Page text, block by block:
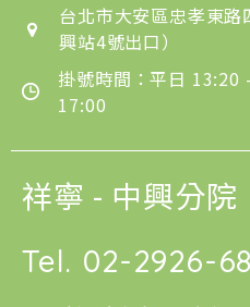
台北市大安區忠孝東
興站4號出口）
掛號時間：平日
17:00
祥寧 - 中興分院
Tel. 02-2926-